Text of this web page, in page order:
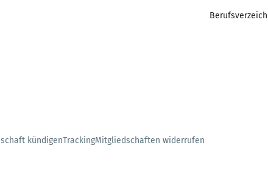
kündigenTrackingMitgliedschaften widerrufen